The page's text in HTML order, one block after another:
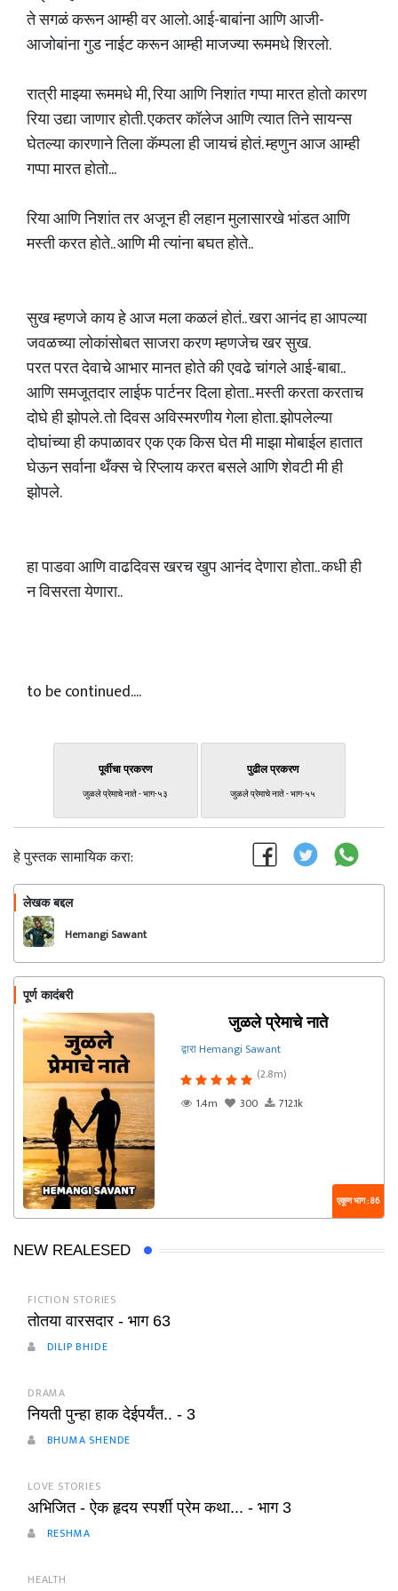
ते सगळं करून आम्ही वर आलो. आई-बाबांना आणि आजी-
आजोबांना गुड नाईट करून आम्ही माजज्या रूममधे शिरलो.
रात्री माझ्या रूममधे मी, रिया आणि निशांत गप्पा मारत होतो कारण
रिया उद्या जाणार होती. एकतर कॉलेज आणि त्यात तिने सायन्स
घेतल्या कारणाने तिला कॅम्पला ही जायचं होतं. म्हणुन आज आम्ही
गप्पा मारत होतो...
रिया आणि निशांत तर अजून ही लहान मुलासारखे भांडत आणि
मस्ती करत होते.. आणि मी त्यांना बघत होते..
सुख म्हणजे काय हे आज मला कळलं होतं.. खरा आनंद हा आपल्या
जवळच्या लोकांसोबत साजरा करण म्हणजेच खर सुख.
परत परत देवाचे आभार मानत होते की एवढे चांगले आई-बाबा..
आणि समजूतदार लाईफ पार्टनर दिला होता.. मस्ती करता करताच
दोघे ही झोपले. तो दिवस अविस्मरणीय गेला होता. झोपलेल्या
दोघांच्या ही कपाळावर एक एक किस घेत मी माझा मोबाईल हातात
घेऊन सर्वाना थँक्स चे रिप्लाय करत बसले आणि शेवटी मी ही
झोपले.
हा पाडवा आणि वाढदिवस खरच खुप आनंद देणारा होता.. कधी ही
न विसरता येणारा..
to be continued....
पूर्वीचा प्रकरण
जुळले प्रेमाचे नाते - भाग-५३
पुढील प्रकरण
जुळले प्रेमाचे नाते - भाग-५५
हे पुस्तक सामायिक करा:
लेखक बद्दल
Hemangi Sawant
पूर्ण कादंबरी
जुळले प्रेमाचे नाते
द्वारा Hemangi Sawant
(2.8m)
1.4m
300 712.1k
एकूण भाग : 86
NEW REALESED
FICTION STORIES
तोतया वारसदार - भाग 63
DILIP BHIDE
DRAMA
नियती पुन्हा हाक देईपर्यंत.. - 3
BHUMA SHENDE
LOVE STORIES
अभिजित - ऐक हृदय स्पर्शी प्रेम कथा... - भाग 3
RESHMA
HEALTH